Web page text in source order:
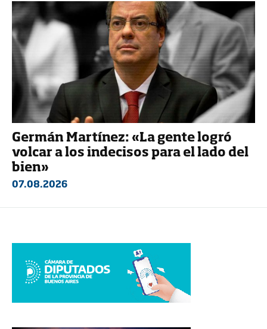
Germán Martínez: «La gente logró
volcar a los indecisos para el lado del
bien»
07.08.2026